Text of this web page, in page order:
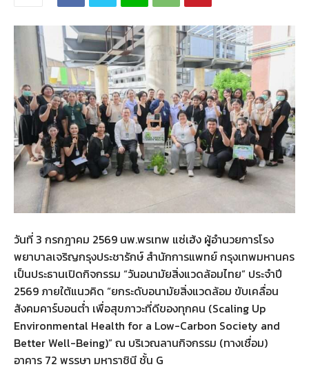
วันที่ 3 กรกฎาคม 2569 นพ.พรเทพ แซ่เฮ้ง ผู้อำนวยการโรง
พยาบาลเจริญกรุงประชารักษ์ สำนักการแพทย์ กรุงเทพมหานคร
เป็นประธานเปิดกิจกรรม “วันอนามัยสิ่งแวดล้อมไทย” ประจำปี
2569 ภายใต้แนวคิด “ยกระดับอนามัยสิ่งแวดล้อม ขับเคลื่อน
สังคมคาร์บอนต่ำ เพื่อสุขภาวะที่ดีของทุกคน (Scaling Up
Environmental Health for a Low-Carbon Society and
Better Well-Being)” ณ บริเวณลานกิจกรรม (ทางเชื่อม)
อาคาร 72 พรรษา มหาราชินี ชั้น G